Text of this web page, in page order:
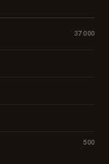
37 000
500